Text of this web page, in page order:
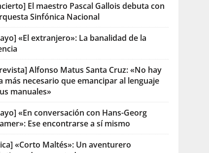
El maestro Pascal Gallois debuta con
Sinfónica Nacional
«El extranjero»: La banalidad de la
Alfonso Matus Santa Cruz: «No hay
más necesario que emancipar al lenguaje
manuales»
«En conversación con Hans-Georg
Ese encontrarse a sí mismo
«Corto Maltés»: Un aventurero